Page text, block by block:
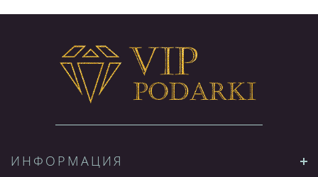
ИНФОРМАЦИЯ